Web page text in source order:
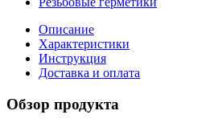
Описание
Характеристики
Инструкция
Доставка и оплата
Обзор продукта